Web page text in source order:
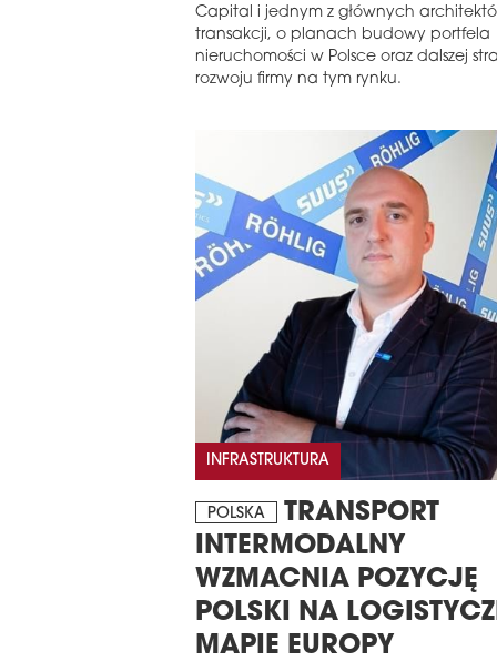
Capital i jednym z głównych
transakcji, o planach budowy portfela
nieruchomości w Polsce oraz dalszej
rozwoju firmy na tym rynku.
INFRASTRUKTURA
POLSKA
TRANSPORT
INTERMODALNY
WZMACNIA POZYCJĘ
POLSKI NA
MAPIE EUROPY